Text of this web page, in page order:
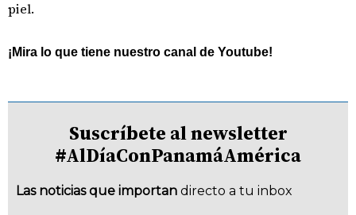
piel.
¡Mira lo que tiene nuestro canal de Youtube!
Suscríbete al newsletter
#AlDíaConPanamáAmérica
Las noticias que importan directo a tu inbox